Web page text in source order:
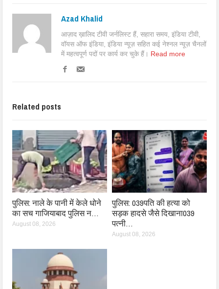
Azad Khalid
आज़ाद ख़ालिद टीवी जर्नलिस्ट हैं, सहारा समय, इंडिया टीवी,
वॉयस ऑफ इंडिया, इंडिया न्यूज़ सहित कई नेश्नल न्यूज़ चैनलों
में महत्वपूर्ण पदों पर कार्य कर चुके हैं। Read more
Related posts
पुलिस: नाले के पानी में केले धोने
का सच गाजियाबाद पुलिस न…
August 08, 2026
पुलिस: 039पति की हत्या को
सड़क हादसे जैसे दिखाना039
पत्नी…
August 08, 2026